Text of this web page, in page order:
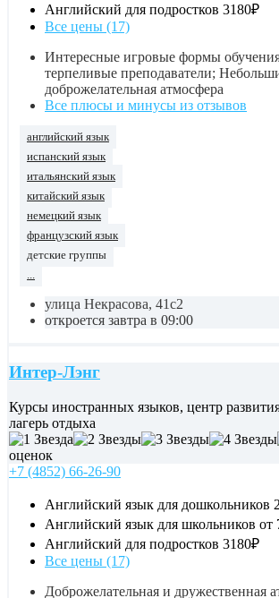
Английский для подростков 3180₽
Все цены (17)
Интересные игровые формы
терпеливые преподаватели;
доброжелательная атмосфера
Все плюсы и минусы из отзывов
английский язык
испанский язык
итальянский язык
китайский язык
немецкий язык
французский язык
детские группы
улица Некрасова, 41с2
откроется завтра в 09:00
Интер-Лэнг
Курсы иностранных языков, центр
лагерь отдыха
оценок
+7 (4852) 66-26-90
Английский язык для дошкольников
Английский язык для школьников от
Английский для подростков 3180₽
Все цены (17)
Доброжелательная и дружественная